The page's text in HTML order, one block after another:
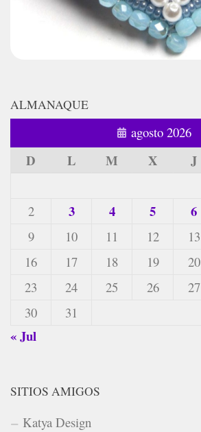
ALMANAQUE
agosto 2026
D L M X J
2 3 4 5 6
9
10 11 12 13
16
17 18 19 20
23
24 25 26 27
30
31
« Jul
SITIOS AMIGOS
Katya Design